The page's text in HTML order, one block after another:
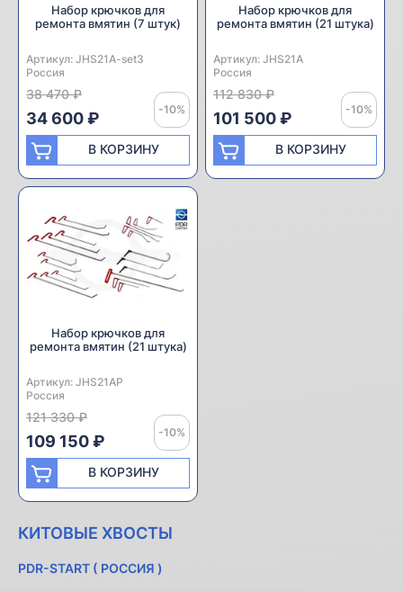
Набор крючков для
ремонта вмятин (7 штук)
Артикул: JHS21A-set3
Производитель:
Россия
38 470 ₽
-10%
34 600 ₽
В КОРЗИНУ
Набор крючков для
ремонта вмятин (21 штука)
Артикул: JHS21A
Производитель:
Россия
112 830 ₽
-10%
101 500 ₽
В КОРЗИНУ
Набор крючков для
ремонта вмятин (21 штука)
Артикул: JHS21AP
Производитель:
Россия
121 330 ₽
-10%
109 150 ₽
В КОРЗИНУ
КИТОВЫЕ ХВОСТЫ
PDR-START ( РОССИЯ )